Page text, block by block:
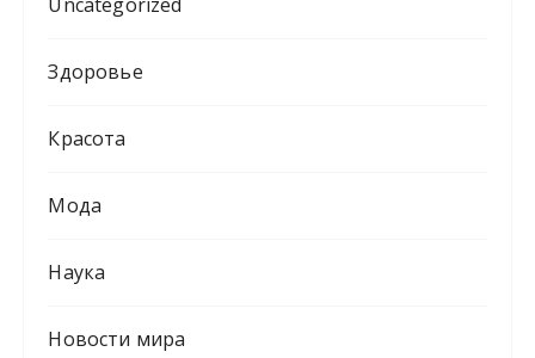
Uncategorized
Здоровье
Красота
Мода
Наука
Новости мира